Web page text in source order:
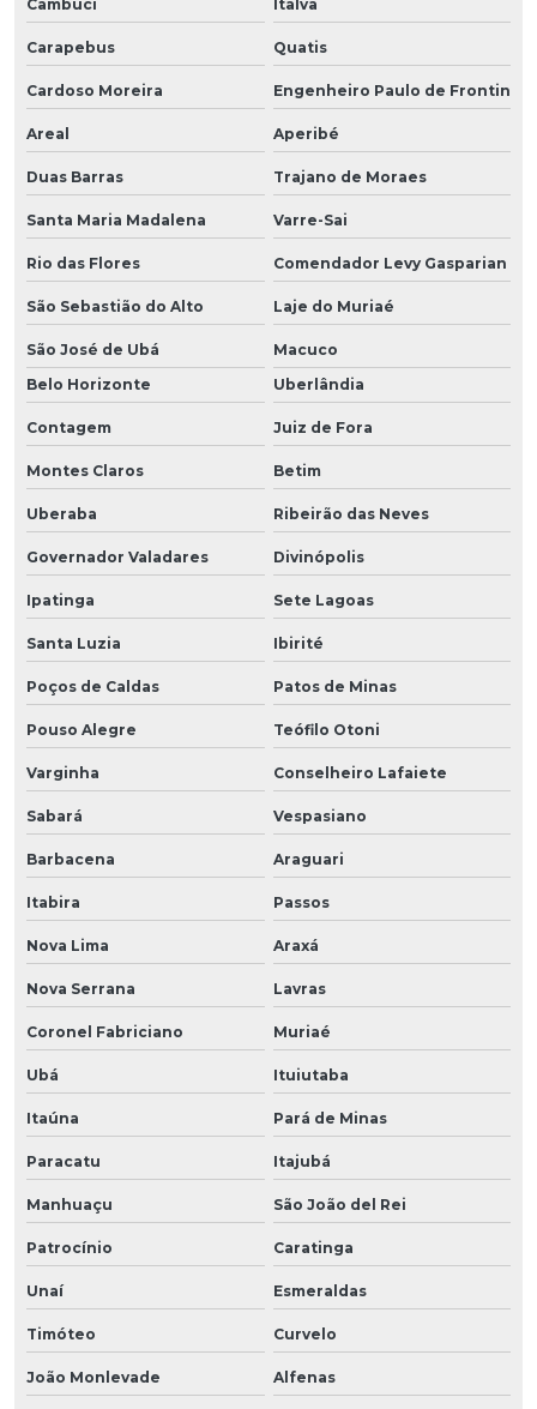
Cambuci Italva
Carapebus Quatis
Cardoso Moreira Engenheiro Paulo de Frontin
Areal Aperibé
Duas Barras Trajano de Moraes
Santa Maria Madalena Varre-Sai
Rio das Flores Comendador Levy Gasparian
São Sebastião do Alto Laje do Muriaé
São José de Ubá
Macuco
Belo Horizonte
Uberlândia
Contagem Juiz de Fora
Montes Claros Betim
Uberaba Ribeirão das Neves
Governador Valadares Divinópolis
Ipatinga Sete Lagoas
Santa Luzia Ibirité
Poços de Caldas Patos de Minas
Pouso Alegre Teófilo Otoni
Varginha Conselheiro Lafaiete
Sabará Vespasiano
Barbacena Araguari
Itabira Passos
Nova Lima Araxá
Nova Serrana Lavras
Coronel Fabriciano Muriaé
Ubá Ituiutaba
Itaúna Pará de Minas
Paracatu Itajubá
Manhuaçu São João del Rei
Patrocínio Caratinga
Unaí Esmeraldas
Timóteo Curvelo
João Monlevade Alfenas